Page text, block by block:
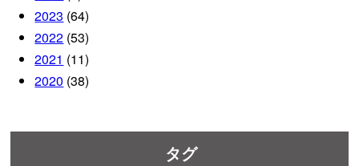
2023 (64)
2022 (53)
2021 (11)
2020 (38)
タグ